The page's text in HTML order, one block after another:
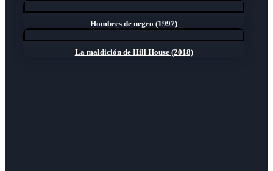
Hombres de negro (1997)
La maldición de Hill House (2018)